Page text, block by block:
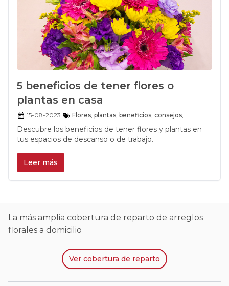
5 beneficios de tener flores o
plantas en casa
15-08-2023 Flores, plantas, beneficios, consejos,
Descubre los beneficios de tener flores y plantas en
tus espacios de descanso o de trabajo.
Leer más
La más amplia cobertura de reparto de arreglos
florales a domicilio
Ver cobertura de reparto